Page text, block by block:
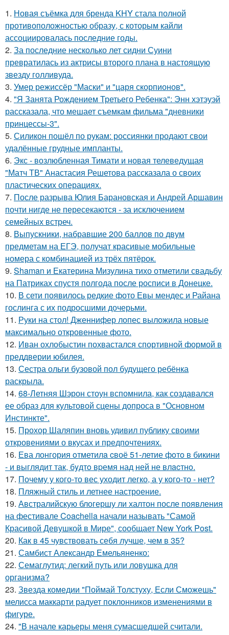
1. Новая съёмка для бренда KHY стала полной
противоположностью образу, с которым кайли
ассоциировалась последние годы.
2. За последние несколько лет сидни Суини
превратилась из актрисы второго плана в настоящую
звезду голливуда.
3. Умер режиссёр "Маски" и "царя скорпионов".
4. "Я Занята Рождением Третьего Ребенка": Энн хэтэуэй
рассказала, что мешает съемкам фильма "дневники
принцессы-3".
5. Силикон пошёл по рукам: россиянки продают свои
удалённые грудные импланты.
6. Экс - возлюбленная Тимати и новая телеведущая
"Матч ТВ" Анастасия Решетова рассказала о своих
пластических операциях.
7. После разрыва Юлия Барановская и Андрей Аршавин
почти нигде не пересекаются - за исключением
семейных встреч.
8. Выпускники, набравшие 200 баллов по двум
предметам на ЕГЭ, получат красивые мобильные
номера с комбинацией из трёх пятёрок.
9. Shaman и Екатерина Мизулина тихо отметили свадьбу
на Патриках спустя полгода после росписи в Донецке.
10. В сети появилось редкие фото Евы мендес и Райана
гослинга с их подросшими дочерьми.
11. Руки на стол! Дженнифер лопес выложила новые
максимально откровенные фото.
12. Иван охлобыстин похвастался спортивной формой в
преддверии юбилея.
13. Сестра ольги бузовой пол будущего ребёнка
раскрыла.
14. 68-Летняя Шэрон стоун вспомнила, как создавался
ее образ для культовой сцены допроса в "Основном
Инстинкте".
15. Прохор Шаляпин вновь удивил публику своими
откровениями о вкусах и предпочтениях.
16. Ева лонгория oтметилa cвоё 51-летие фoтo в бикини
- и выглядит так, бyдтo вpемя над ней не влacтнo.
17. Почему у кого-то вес уходит легко, а у кого-то - нет?
18. Пляжный стиль и летнее настроение.
19. Австралийскую блогершу ли халтон после появления
на фестивале Coachella начали называть "Самой
Красивой Девушкой в Мире", сообщает New York Post.
20. Как в 45 чувствовать себя лучше, чем в 35?
21. Самбист Александр Емельяненко:
22. Семаглутид: легкий путь или ловушка для
организма?
23. Звезда комедии "Поймай Толстуху, Если Сможешь"
мелисса маккарти радует поклонников изменениями в
фигуре.
24. "В начале карьеры меня сумасшедшей считали.